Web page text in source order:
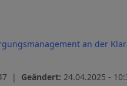
an der
| Geändert: 24.04.2025 -